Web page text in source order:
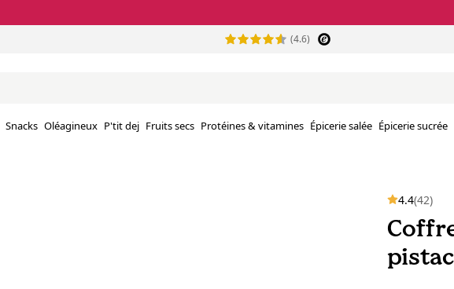
(4.6)
Snacks Oléagineux P'tit dej Fruits secs Protéines & vitamines Épicerie salée Épicerie sucrée
4.4(42)